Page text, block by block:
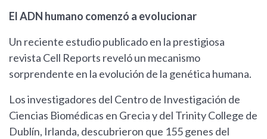
El ADN humano comenzó a evolucionar
Un reciente estudio publicado en la prestigiosa
revista Cell Reports reveló un mecanismo
sorprendente en la evolución de la genética humana.
Los investigadores del Centro de Investigación de
Ciencias Biomédicas en Grecia y del Trinity College de
Dublín, Irlanda, descubrieron que 155 genes del